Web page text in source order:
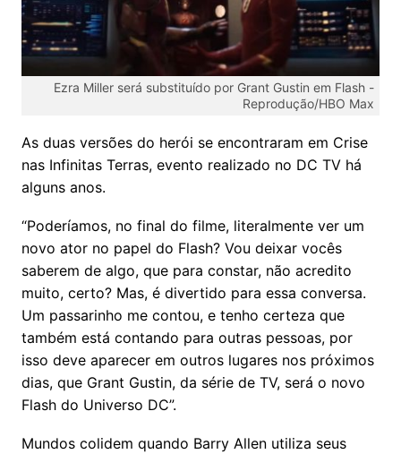
Ezra Miller será substituído por Grant Gustin em Flash -
Reprodução/HBO Max
As duas versões do herói se encontraram em Crise
nas Infinitas Terras, evento realizado no DC TV há
alguns anos.
“Poderíamos, no final do filme, literalmente ver um
novo ator no papel do Flash? Vou deixar vocês
saberem de algo, que para constar, não acredito
muito, certo? Mas, é divertido para essa conversa.
Um passarinho me contou, e tenho certeza que
também está contando para outras pessoas, por
isso deve aparecer em outros lugares nos próximos
dias, que Grant Gustin, da série de TV, será o novo
Flash do Universo DC”.
Mundos colidem quando Barry Allen utiliza seus